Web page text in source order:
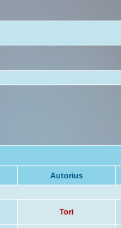
Autorius
Tori